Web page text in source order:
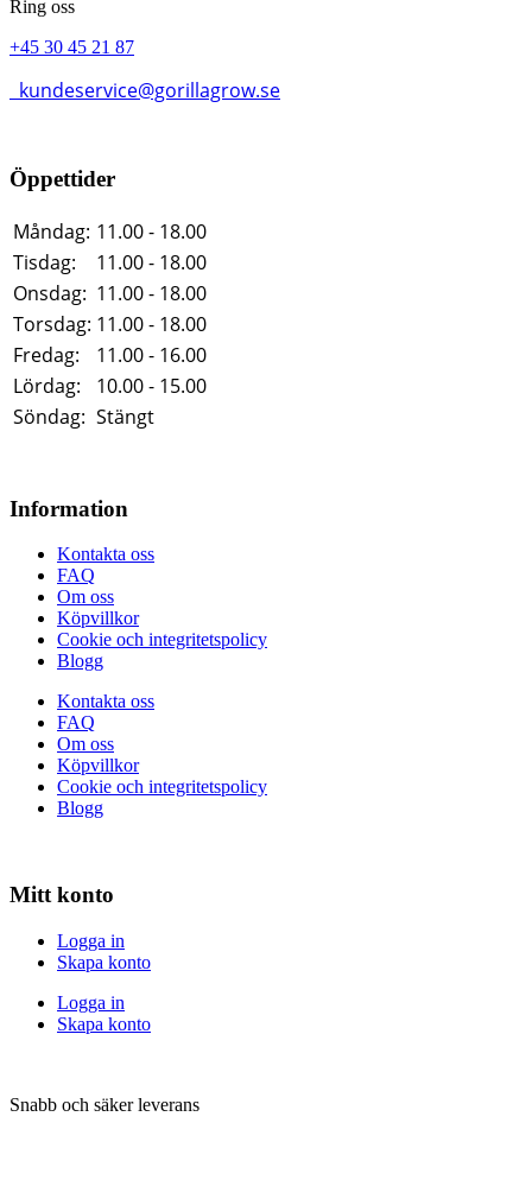
Ring oss
+45 30 45 21 87
kundeservice@gorillagrow.se
Öppettider
Måndag: 11.00 - 18.00
Tisdag:
11.00 - 18.00
Onsdag: 11.00 - 18.00
Torsdag: 11.00 - 18.00
Fredag:
11.00 - 16.00
Lördag:
10.00 - 15.00
Söndag: Stängt
Information
Kontakta oss
FAQ
Om oss
Köpvillkor
Cookie och integritetspolicy
Blogg
Kontakta oss
FAQ
Om oss
Köpvillkor
Cookie och integritetspolicy
Blogg
Mitt konto
Logga in
Skapa konto
Logga in
Skapa konto
Snabb och säker leverans